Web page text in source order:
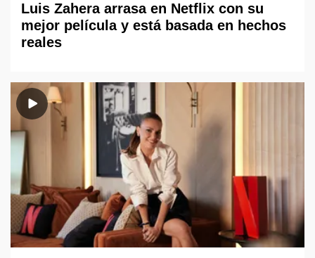
Luis Zahera arrasa en Netflix con su
mejor película y está basada en hechos
reales